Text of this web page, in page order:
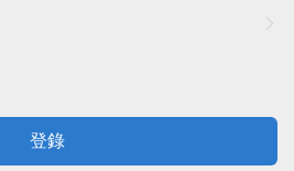
登錄